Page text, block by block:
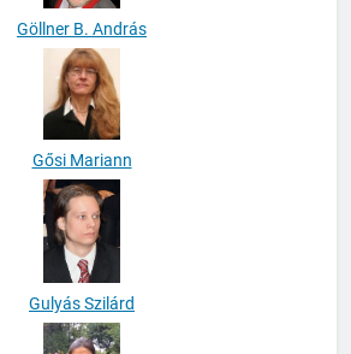
Göllner B. András
Gősi Mariann
Gulyás Szilárd